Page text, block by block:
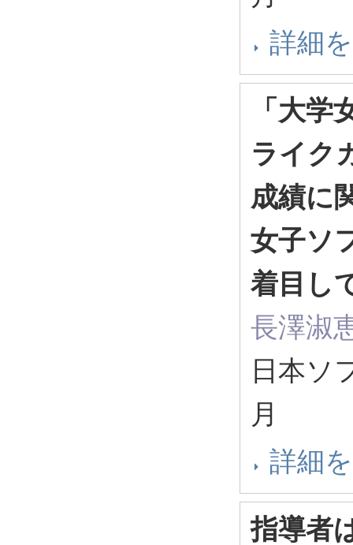
詳細
「大
ライク
成績に
女子ソ
着目し
長澤淑
日本ソ
月
詳細
指導者